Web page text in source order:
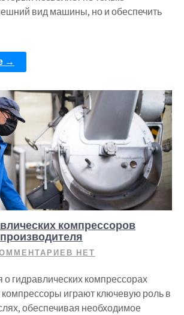
вид машины, но и обеспечить
→
компрессоров
НЕТ
гидравлических компрессорах
играют ключевую роль в
обеспечивая необходимое